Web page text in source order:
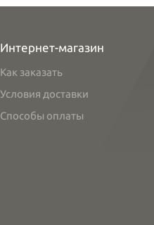
Интернет-магазин
Как заказать
Условия доставки
Способы оплаты